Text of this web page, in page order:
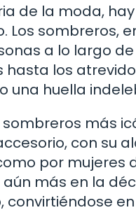
de la moda,
Los sombreros,
a lo largo
hasta los
una huella
sombreros más
con su
por mujeres
más en la
convirtiéndose